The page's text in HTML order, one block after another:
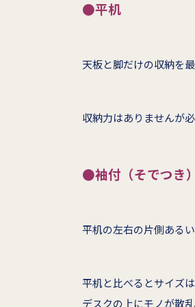
●平机
天板と脚だけの収納を
収納力はありませんが
●袖付（そでつき
平机の左右の片側ある
平机と比べるとサイズ
デスクの上にモノが散